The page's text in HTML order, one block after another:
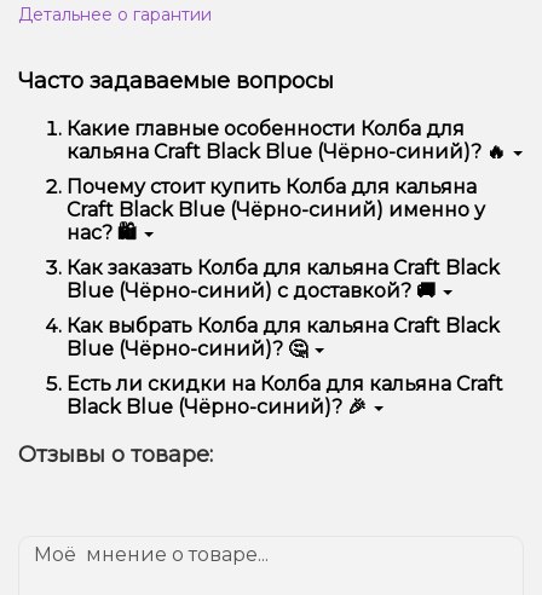
Детальнее о гарантии
Часто задаваемые вопросы
Какие главные особенности Колба для
кальяна Craft Black Blue (Чёрно-синий)? 🔥
Колба для кальяна Craft Black Blue (Чёрно-синий)
отличается высоким качеством, удобством
использования и надежностью.
Почему стоит купить Колба для кальяна
Craft Black Blue (Чёрно-синий) именно у
нас? 🛍️
Мы предлагаем только оригинальную продукцию,
широкий ассортимент, выгодные цены и быструю
доставку. Кроме того, у нас регулярные акции и
скидки для клиентов!
Как заказать Колба для кальяна Craft Black
Blue (Чёрно-синий) с доставкой? 🚚
Оформить заказ можно в несколько кликов:
Добавьте Колба для кальяна Craft Black Blue
(Чёрно-синий) в корзину.
Перейдите к оформлению заказа.
доставки.
Подтвердите заказ – мы быстро отправим его
Как выбрать Колба для кальяна Craft Black
Blue (Чёрно-синий)? 🤔
Выбор зависит от ваших предпочтений – например,
если это кальян, учитывайте размер, материал и тип
чаши, если вейп – мощность и вкус. Наши
Есть ли скидки на Колба для кальяна Craft
Black Blue (Чёрно-синий)? 🎉
специальные предложения. Следите за
Отзывы о товаре: